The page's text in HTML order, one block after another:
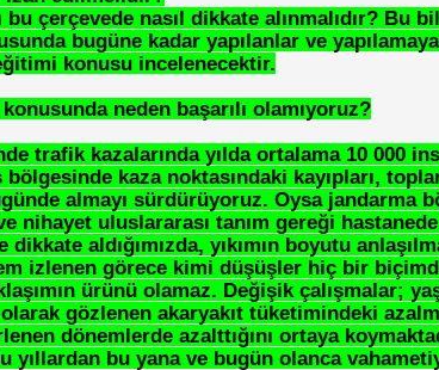
çerçevede nasıl dikkate alınmalıdır? Bu
bugüne kadar yapılanlar ve
konusu incelenecektir.
neden başarılı olamıyoruz?
trafik kazalarında yılda ortalama 10 000
kaza noktasındaki kayıpları,
almayı sürdürüyoruz. Oysa jandarma
nihayet uluslararası tanım gereği
aldığımızda, yıkımın boyutu
izlenen görece kimi düşüşler hiç bir
ürünü olamaz. Değişik çalışmalar;
gözlenen akaryakıt tüketimindeki
dönemlerde azalttığını ortaya
yıllardan bu yana ve bugün olanca
*
*
*
*